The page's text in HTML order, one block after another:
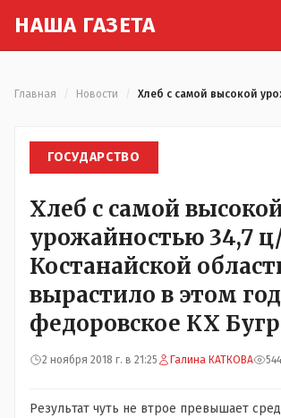
НАША ГАЗЕТА
Главная Новости
ГОСУДАРСТВО
Хлеб с самой
урожайностью 34,7
Костанайской
вырастило в этом
федоровское КХ
2 ноября 2018 г. в 21:25 Галина КАТКОВА
Результат чуть не втрое превышает